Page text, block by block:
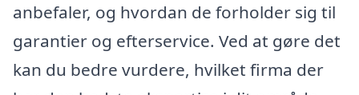
anbefaler, og hvordan de forholder sig til
garantier og efterservice. Ved at gøre det
kan du bedre vurdere, hvilket firma der